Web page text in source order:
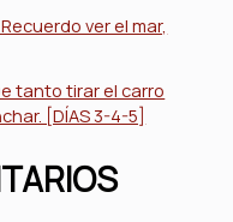
ver el mar,
tanto tirar el carro
[DÍAS 3-4-5]